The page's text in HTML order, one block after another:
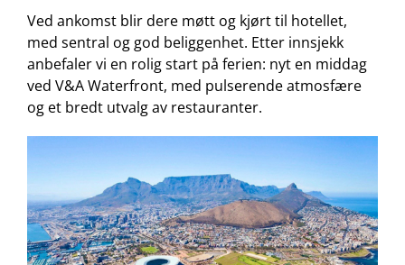
Ved ankomst blir dere møtt og kjørt til hotellet,
med sentral og god beliggenhet. Etter innsjekk
anbefaler vi en rolig start på ferien: nyt en middag
ved V&A Waterfront, med pulserende atmosfære
og et bredt utvalg av restauranter.